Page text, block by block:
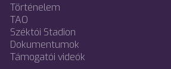
Történelem
TAO
Széktói Stadion
Dokumentumok
Támogatói videók